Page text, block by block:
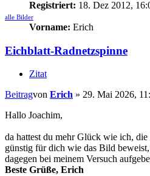
Registriert: 18. Dez 2012,
alle Bilder
Vorname: Erich
Eichblatt-Radnetzspinne
Zitat
Beitragvon Erich » 29. Mai 2026,
Hallo Joachim,
da hattest du mehr Glück wie ich,
günstig für dich wie das Bild
dagegen bei meinem Versuch
Beste Grüße, Erich